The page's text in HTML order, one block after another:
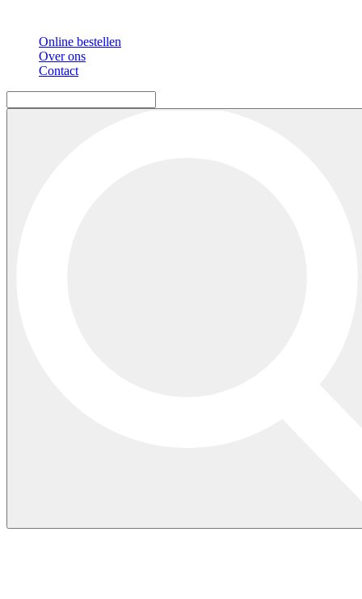
Online bestellen
Over ons
Contact